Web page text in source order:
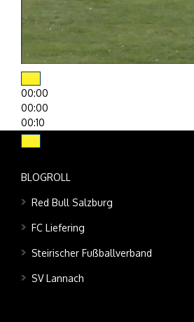
00:00
00:00
00:10
BLOGROLL
Red Bull Salzburg
FC Liefering
Steirischer Fußballverband
SV Lannach